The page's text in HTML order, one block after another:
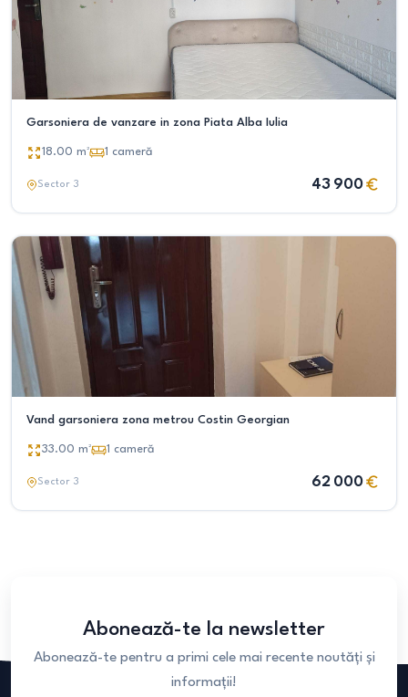
Garsoniera de vanzare in zona Piata Alba Iulia
18.00 m² 1 cameră
Sector 3 43 900
Vand garsoniera zona metrou Costin Georgian
33.00 m² 1 cameră
Sector 3 62 000
Abonează-te la newsletter
Abonează-te pentru a primi cele mai recente noutăți și
informații!